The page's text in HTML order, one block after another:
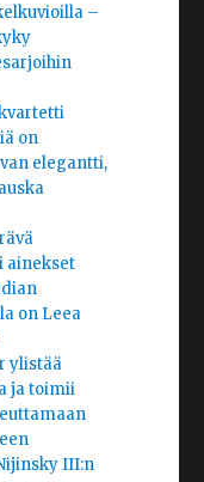
–
on
elegantti,
ainekset
on Leea
ylistää
ja toimii
III:n